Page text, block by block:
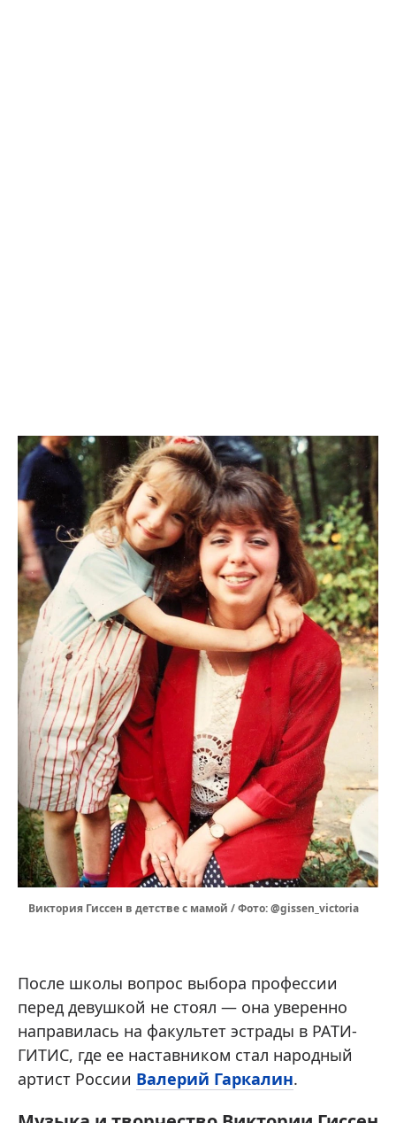
Виктория Гиссен в детстве с мамой / Фото: @gissen_victoria
После школы вопрос выбора профессии
перед девушкой не стоял — она уверенно
направилась на факультет эстрады в РАТИ-
ГИТИС, где ее наставником стал народный
артист России Валерий Гаркалин.